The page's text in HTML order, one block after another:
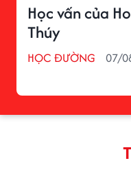
Học vấn của
Thúy
HỌC ĐƯỜNG 07/